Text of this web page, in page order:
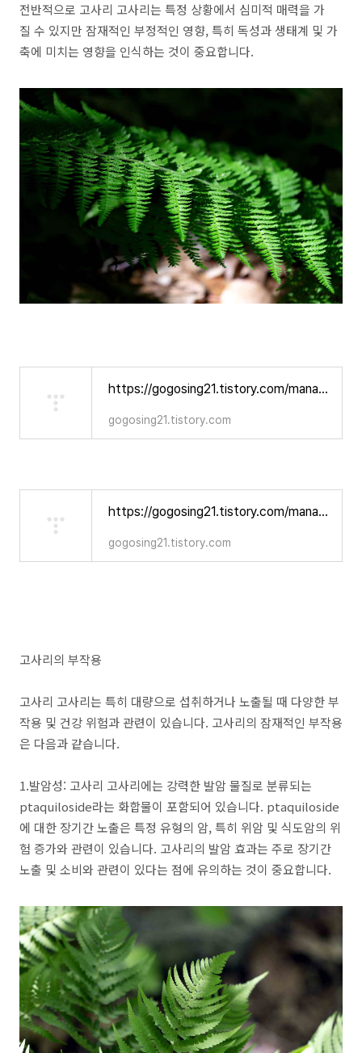
전반적으로 고사리 고사리는 특정 상황에서 심미적 매력을 가
질 수 있지만 잠재적인 부정적인 영향, 특히 독성과 생태계 및 가
축에 미치는 영향을 인식하는 것이 중요합니다.
https://gogosing21.tistory.com/manage/newpost/425?returnURL=https%3A%2F%2Fgogosing21.tistory.com%2Fmanage%2Fposts%3Fcategory%3D-3%26page%3D4%26searchKeyword%3D%26searchType%3Dtitle%26visibility%3Dall&type=post
gogosing21.tistory.com
https://gogosing21.tistory.com/manage/newpost/425?returnURL=https%3A%2F%2Fgogosing21.tistory.com%2Fmanage%2Fposts%3Fcategory%3D-3%26page%3D4%26searchKeyword%3D%26searchType%3Dtitle%26visibility%3Dall&type=post
gogosing21.tistory.com
고사리의 부작용
고사리 고사리는 특히 대량으로 섭취하거나 노출될 때 다양한 부
작용 및 건강 위험과 관련이 있습니다. 고사리의 잠재적인 부작용
은 다음과 같습니다.
1.발암성: 고사리 고사리에는 강력한 발암 물질로 분류되는
ptaquiloside라는 화합물이 포함되어 있습니다. ptaquiloside
에 대한 장기간 노출은 특정 유형의 암, 특히 위암 및 식도암의 위
험 증가와 관련이 있습니다. 고사리의 발암 효과는 주로 장기간
노출 및 소비와 관련이 있다는 점에 유의하는 것이 중요합니다.